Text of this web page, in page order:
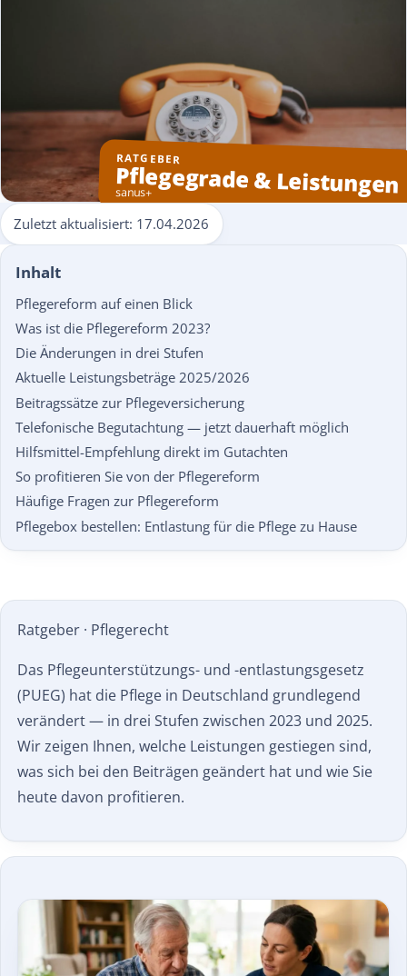
RATGEBER
Pflegegrade & Leistungen
sanus+
Zuletzt aktualisiert: 17.04.2026
Inhalt
Pflegereform auf einen Blick
Was ist die Pflegereform 2023?
Die Änderungen in drei Stufen
Aktuelle Leistungsbeträge 2025/2026
Beitragssätze zur Pflegeversicherung
Telefonische Begutachtung — jetzt dauerhaft möglich
Hilfsmittel-Empfehlung direkt im Gutachten
So profitieren Sie von der Pflegereform
Häufige Fragen zur Pflegereform
Pflegebox bestellen: Entlastung für die Pflege zu Hause
Ratgeber · Pflegerecht
Das Pflegeunterstützungs- und -entlastungsgesetz
(PUEG) hat die Pflege in Deutschland grundlegend
verändert — in drei Stufen zwischen 2023 und 2025.
Wir zeigen Ihnen, welche Leistungen gestiegen sind,
was sich bei den Beiträgen geändert hat und wie Sie
heute davon profitieren.